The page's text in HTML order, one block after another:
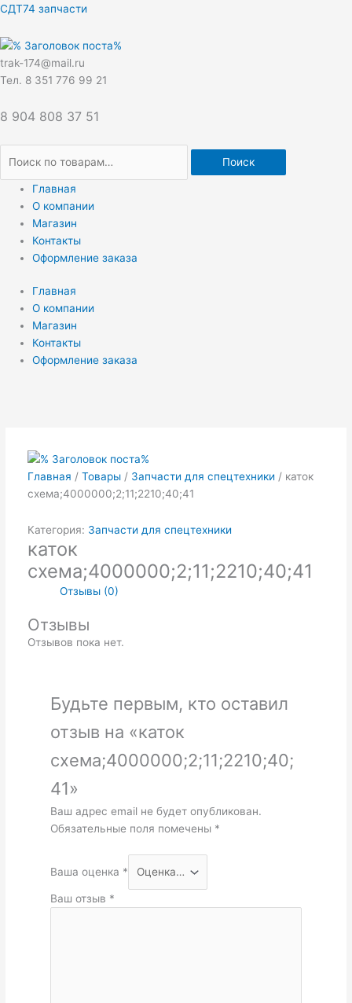
Перейти
содержимому
СДТ74 запчасти
trak-174@mail.ru
Тел. 8 351 776 99 21
8 904 808 37 51
Искать:
Поиск
Главная
О компании
Магазин
Контакты
Оформление заказа
Главная
О компании
Магазин
Контакты
Оформление заказа
Главная / Товары/ Запчасти для спецтехники / каток
схема;4000000;2;11;2210;40;41
Категория: Запчасти для спецтехники
каток
схема;4000000;2;11;2210;40;41
Отзывы (0)
Отзывы
Отзывов пока нет.
Будьте первым, кто оставил
отзыв на «каток
схема;4000000;2;11;2210;40;
41»
Ваш адрес email не будет опубликован.
Обязательные поля помечены *
Ваша оценка *
Ваш отзыв *